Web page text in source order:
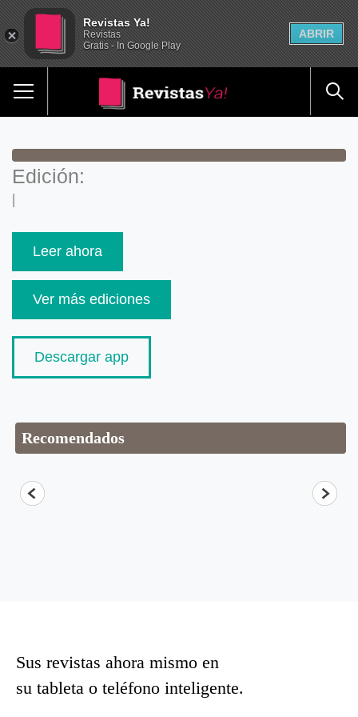
Edición:
|
Leer ahora
Ver más ediciones
Descargar app
Recomendados
Sus revistas ahora mismo en
su tableta o teléfono inteligente.
Revistas Ya!
Revistas
Gratis - In Google Play
ABRIR